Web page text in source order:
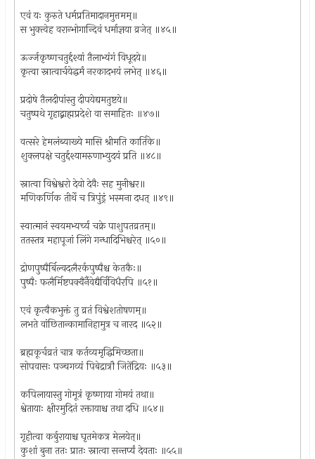
एवं यः कुरुते धर्मप्रतिमादानमुत्तमम्॥
स भुक्त्वेह वरान्भोगान्दिवं धर्माज्ञया व्रजेत् ॥४५॥
ऊर्ज्जकृष्णचतुर्द्दश्यां तैलाभ्यंगं विधूदये॥
कृत्वा स्नात्वार्चयेद्धर्मं नरकादभयं लभेत् ॥४६॥
प्रदोषे तैलदीपांस्तु दीपयेद्यमतुष्टये॥
चतुष्पथे गृहाद्ब्राह्मप्रदेशे वा समाहितः ॥४७॥
वत्सरे हेमलंब्याख्ये मासि श्रीमति कार्तिके॥
शुक्लपक्षे चतुर्द्दश्यामरुणाभ्युदयं प्रति ॥४८॥
स्नात्वा विश्वेश्वरो देवो देवैः सह मुनीश्वर॥
मणिकर्णिक तीर्थे च त्रिपुंड्रं भस्मना दधत् ॥४९॥
स्वात्मानं स्वयमभ्यर्च्य चक्रे पाशुपतव्रतम्॥
ततस्तत्र महापूजां लिंगे गन्धादिभिश्चरेत् ॥५०॥
द्रोणपुष्पैर्बिल्वदलैरर्कपुष्पैश्च केतकैः॥
पुष्पैः फलैर्मिष्टपक्वैर्नैवेद्यैर्विविधैरपि ॥५१॥
एवं कृत्वैकभुक्तं तु व्रतं विश्वेशतोषणम्॥
लभते वांछितान्कामानिहामुत्र च नारद ॥५२॥
ब्रह्मकूर्चव्रतं चात्र कर्तव्यमृद्धिमिच्छता॥
सोपवासः पञ्चगव्यं पिबेद्रात्रौ जितेंद्रियः ॥५३॥
कपिलायास्तु गोमूत्रं कृष्णाया गोमयं तथा॥
श्वेतायाः क्षीरमुदितं रक्तायाश्च तथा दधि ॥५४॥
गृहीत्वा कर्बुरायाश्च घृतमेकत्र मेलयेत्॥
कुशां बुना ततः प्रातः स्नात्वा सन्तर्प्यं देवताः ॥५५॥